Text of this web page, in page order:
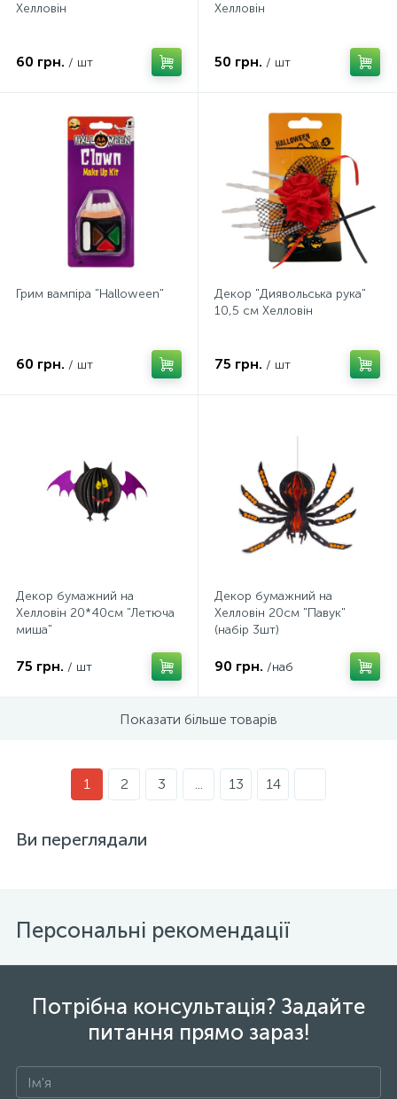
Хелловін
60 грн. / шт
Хелловін
50 грн. / шт
Грим вампіра "Halloween"
60 грн. / шт
Декор "Диявольська рука"
10,5 см Хелловін
75 грн. / шт
Декор бумажний на
Хелловін 20*40см "Летюча
миша"
75 грн. / шт
Декор бумажний на
Хелловін 20см "Павук"
(набір 3шт)
90 грн. /наб
Показати більше товарів
1 2 3 ... 13 14
Ви переглядали
Персональні рекомендації
Потрібна консультація? Задайте
питання прямо зараз!